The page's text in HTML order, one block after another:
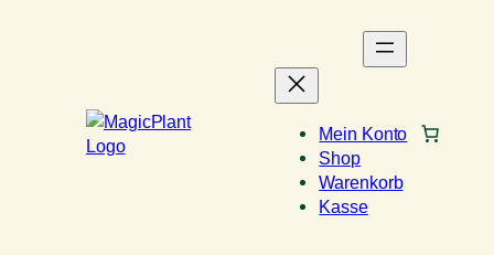
Mein Konto
Shop
Warenkorb
Kasse